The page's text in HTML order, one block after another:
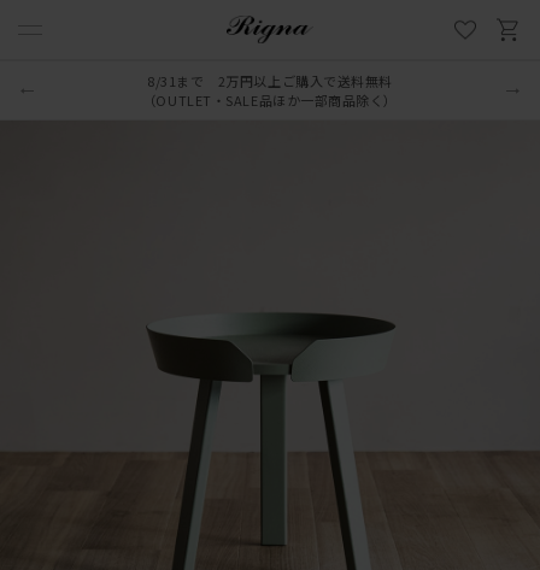
8/31まで 2万円以上ご購入で送料無料
（OUTLET・SALE品ほか一部商品除く）